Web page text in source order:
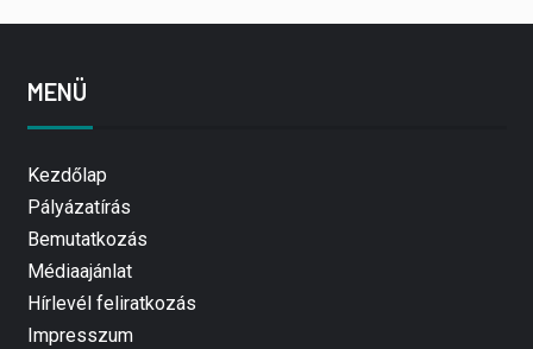
MENÜ
Kezdőlap
Pályázatírás
Bemutatkozás
Médiaajánlat
Hírlevél feliratkozás
Impresszum